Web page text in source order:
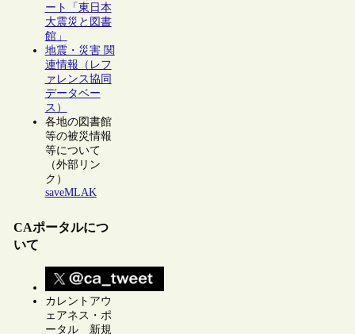
ート「東日本
大震災と図書
館」
地震・災害 関
連情報（レフ
ァレンス協同
データベー
ス）
各地の図書館
等の被災情報
等について
（外部リン
ク）
saveMLAK
CAポータルにつ
いて
カレントアウ
ェアネス・ポ
ータル 新規